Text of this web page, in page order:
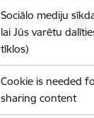
Sociālo mediju
lai Jūs varētu
tīklos)
Cookie is needed
sharing content